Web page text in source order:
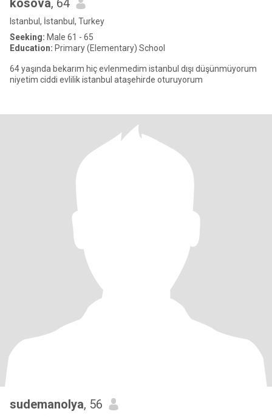
kosova, 64
Istanbul, İstanbul, Turkey
Seeking: Male 61 - 65
Education: Primary (Elementary) School
64 yaşında bekarım hiç evlenmedim istanbul dışı düşünmüyorum
niyetim ciddi evlilik istanbul ataşehirde oturuyorum
sudemanolya, 56